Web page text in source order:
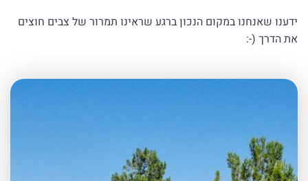
ידענו שאנחנו במקום הנכון ברגע שראינו תמרור של צבים חוצים
את הדרך (-: